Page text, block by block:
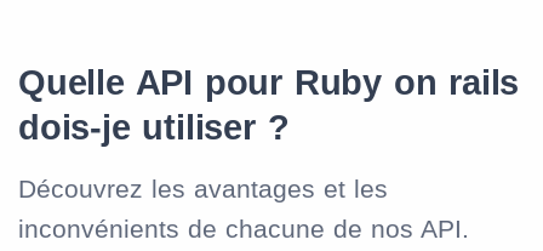
Quelle API pour Ruby on rails
dois-je utiliser ?
Découvrez les avantages et les
inconvénients de chacune de nos API.